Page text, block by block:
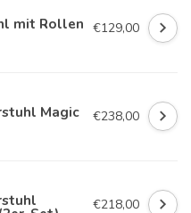
mit Rollen €129,00
Magic €238,00
€218,00